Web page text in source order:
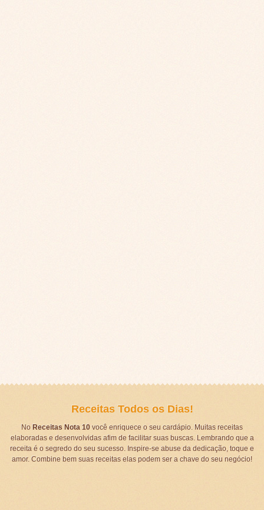
Receitas Todos os Dias!
No Receitas Nota 10você enriquece o seu cardápio. Muitas receitas
elaboradas e desenvolvidas afim de facilitar suas buscas. Lembrando que a
receita é o segredo do seu sucesso. Inspire-se abuse da dedicação, toque e
amor. Combine bem suas receitas elas podem ser a chave do seu negócio!